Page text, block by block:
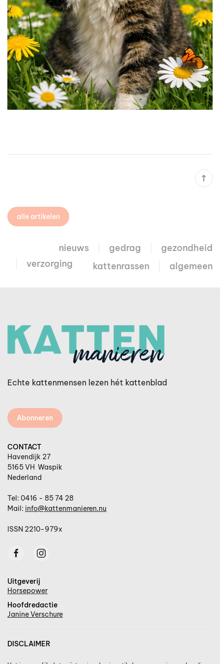
alle artikelen
nieuws gedrag
gezondheid
verzorging
kattenrassen algemeen
Echte kattenmensen lezen hét kattenblad
Abonneren
CONTACT
Havendijk 27
5165 VH Waspik
Nederland
Tel: 0416 - 85 74 28
Mail: info@kattenmanieren.nu
ISSN 2210-979x
Uitgeverij
Horsepower
Hoofdredactie
Janine Verschure
DISCLAIMER